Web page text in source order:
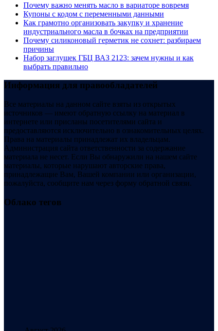
Почему важно менять масло в вариаторе вовремя
Купоны c кодом с переменными данными
Как грамотно организовать закупку и хранение
индустриального масла в бочках на предприятии
Почему силиконовый герметик не сохнет: разбираем
причины
Набор заглушек ГБЦ ВАЗ 2123: зачем нужны и как
выбрать правильно
Информация для правообладателей
Все материалы на данном сайте взяты из открытых
источников — имеют обратную ссылку на материал в
интернете или присланы посетителями сайта и
предоставляются исключительно в ознакомительных целях.
Права на материалы принадлежат их владельцам.
Администрация сайта ответственности за содержание
материала не несет. Если Вы обнаружили на нашем сайте
материалы, которые нарушают авторские права,
принадлежащие Вам, Вашей компании или организации,
пожалуйста, сообщите нам через форму обратной связи.
Облако тегов